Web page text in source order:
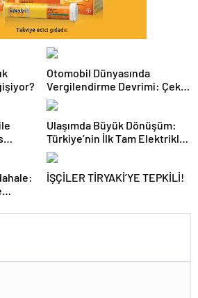
Otomobil Dünyasında
Vergilendirme Devrimi: Çekiş
Sistemleri ve Yeni Dönem
Ulaşımda Büyük Dönüşüm:
Türkiye’nin İlk Tam Elektrikli
Akaryakıt İstasyonu Deneyimi
İŞÇİLER TİRYAKİ’YE TEPKİLİ!